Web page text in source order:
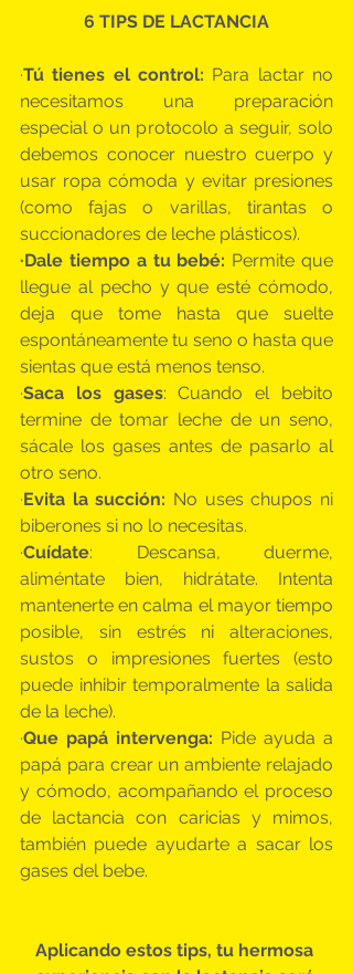
6 TIPS DE LACTANCIA
·Tú tienes el control: Para lactar no
necesitamos una preparación
especial o un protocolo a seguir, solo
debemos conocer nuestro cuerpo y
usar ropa cómoda y evitar presiones
(como fajas o varillas, tirantas o
succionadores de leche plásticos).
·Dale tiempo a tu bebé: Permite que
llegue al pecho y que esté cómodo,
deja que tome hasta que suelte
espontáneamente tu seno o hasta que
sientas que está menos tenso.
·Saca los gases: Cuando el bebito
termine de tomar leche de un seno,
sácale los gases antes de pasarlo al
otro seno.
·Evita la succión: No uses chupos ni
biberones si no lo necesitas.
·Cuídate: Descansa, duerme,
aliméntate bien, hidrátate. Intenta
mantenerte en calma el mayor tiempo
posible, sin estrés ni alteraciones,
sustos o impresiones fuertes (esto
puede inhibir temporalmente la salida
de la leche).
·Que papá intervenga: Pide ayuda a
papá para crear un ambiente relajado
y cómodo, acompañando el proceso
de lactancia con caricias y mimos,
también puede ayudarte a sacar los
gases del bebe.
Aplicando estos tips, tu hermosa